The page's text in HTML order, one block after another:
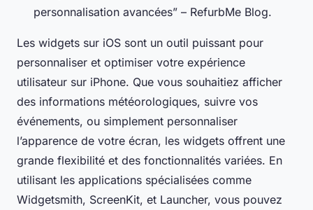
personnalisation avancées” – RefurbMe Blog.
Les widgets sur iOS sont un outil puissant pour
personnaliser et optimiser votre expérience
utilisateur sur iPhone. Que vous souhaitiez afficher
des informations météorologiques, suivre vos
événements, ou simplement personnaliser
l’apparence de votre écran, les widgets offrent une
grande flexibilité et des fonctionnalités variées. En
utilisant les applications spécialisées comme
Widgetsmith, ScreenKit, et Launcher, vous pouvez